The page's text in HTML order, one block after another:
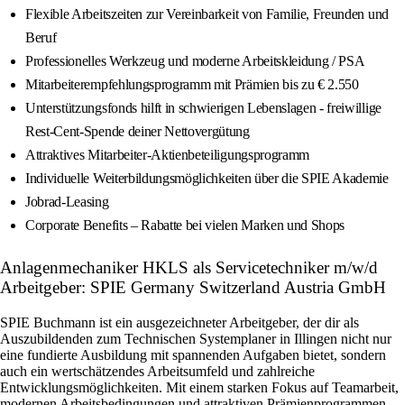
Flexible Arbeitszeiten zur Vereinbarkeit von Familie, Freunden und
Beruf
Professionelles Werkzeug und moderne Arbeitskleidung / PSA
Mitarbeiterempfehlungsprogramm mit Prämien bis zu € 2.550
Unterstützungsfonds hilft in schwierigen Lebenslagen - freiwillige
Rest-Cent-Spende deiner Nettovergütung
Attraktives Mitarbeiter-Aktienbeteiligungsprogramm
Individuelle Weiterbildungsmöglichkeiten über die SPIE Akademie
Jobrad-Leasing
Corporate Benefits – Rabatte bei vielen Marken und Shops
Anlagenmechaniker HKLS als Servicetechniker m/w/d
Arbeitgeber: SPIE Germany Switzerland Austria GmbH
SPIE Buchmann ist ein ausgezeichneter Arbeitgeber, der dir als
Auszubildenden zum Technischen Systemplaner in Illingen nicht nur
eine fundierte Ausbildung mit spannenden Aufgaben bietet, sondern
auch ein wertschätzendes Arbeitsumfeld und zahlreiche
Entwicklungsmöglichkeiten. Mit einem starken Fokus auf Teamarbeit,